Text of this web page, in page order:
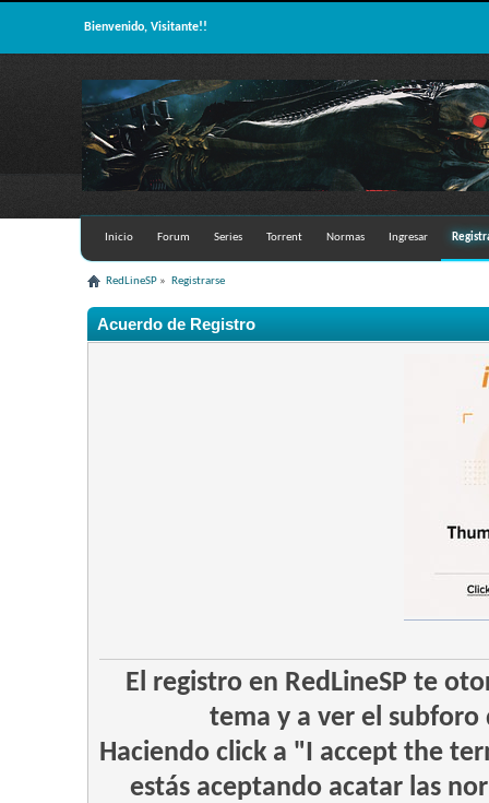
Bienvenido, Visitante!!
Inicio Forum Series Torrent Normas Ingresar
RedLineSP » Registrarse
Acuerdo de Registro
El registro en RedLineSP te
tema y a ver el subforo
Haciendo click a "I accept the
estás aceptando acatar las